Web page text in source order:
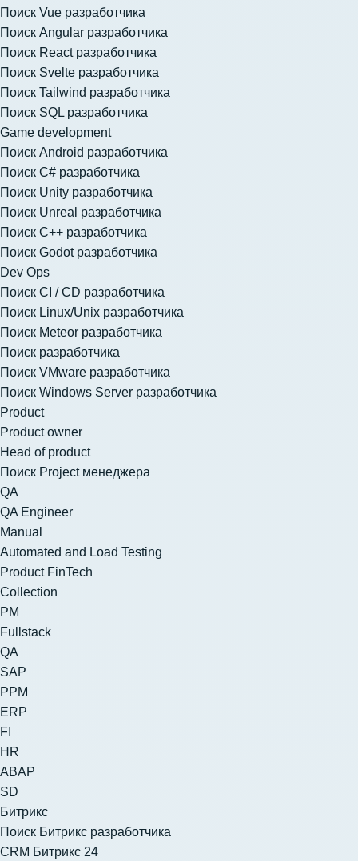
Поиск Vue разработчика
Поиск Angular разработчика
Поиск React разработчика
Поиск Svelte разработчика
Поиск Tailwind разработчика
Поиск SQL разработчика
Game development
Поиск Android разработчика
Поиск C# разработчика
Поиск Unity разработчика
Поиск Unreal разработчика
Поиск C++ разработчика
Поиск Godot разработчика
Dev Ops
Поиск CI / CD разработчика
Поиск Linux/Unix разработчика
Поиск Meteor разработчика
Поиск разработчика
Поиск VMware разработчика
Поиск Windows Server разработчика
Product
Product owner
Head of product
Поиск Project менеджера
QA
QA Engineer
Manual
Automated and Load Testing
Product FinTech
Collection
PM
Fullstack
QA
SAP
PPM
ERP
FI
HR
ABAP
SD
Битрикс
Поиск Битрикс разработчика
CRM Битрикс 24